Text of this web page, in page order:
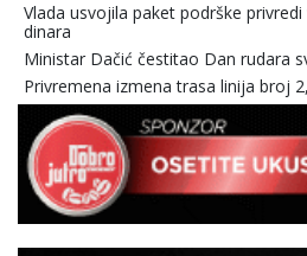
Vlada usvojila paket podrške
dinara
Ministar Dačić čestitao Dan rudara
Privremena izmena trasa linija broj